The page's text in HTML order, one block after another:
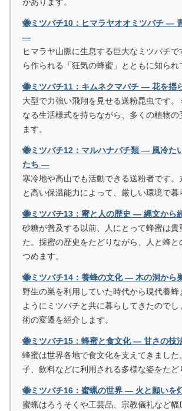
があります。
🐝ミツバチ10：ヒマラヤオオミツバチ ―
―
ヒマラヤ山脈に生息する巨大なミツバチ
ら作られる「狂気の蜂蜜」とともに知られ
🐝ミツバチ11：キムネクマバチ ― 花を揺
大型で力強い飛翔を見せる送粉昆虫です。
なる生活様式を持ちながら、多くの植物の
ます。
🐝ミツバチ12：マルハナバチ類 ― 風冷た
たち ―
寒冷地や高山でも活動できる送粉者です。
と高い保温能力によって、厳しい環境で暮
🐝ミツバチ13：蜜と人の歴史 ― 縄文から
砂糖が普及する以前、人にとって蜂蜜は貴
た。採蜜の歴史をたどりながら、人と蜂と
つめます。
🐝ミツバチ14：養蜂の文化 ― 木の洞から
野生の巣を利用していた時代から現代養蜂
ようにミツバチと共に暮らしてきたのでし
術の変遷を紹介します。
🐝ミツバチ15：蜂蜜と食文化 ― 甘さの技
蜂蜜は世界各地で食文化を支えてきました
子、飲料などに利用される多様な姿をたど
🐝ミツバチ16：蜜蝋の世界 ― 火と願いを
蜜蝋はろうそくや工芸品、宗教儀礼など幅